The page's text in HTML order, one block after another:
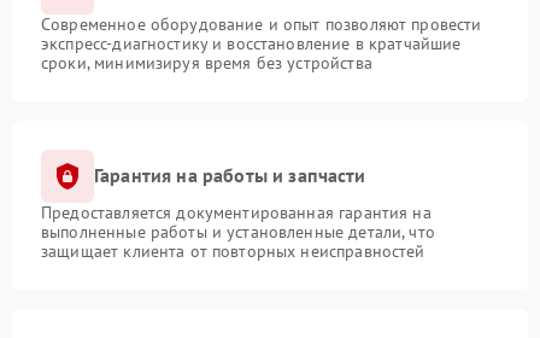
Современное оборудование и опыт позволяют провести
экспресс-диагностику и восстановление в кратчайшие
сроки, минимизируя время без устройства
Гарантия на работы и запчасти
Предоставляется документированная гарантия на
выполненные работы и установленные детали, что
защищает клиента от повторных неисправностей